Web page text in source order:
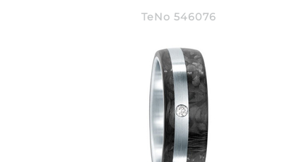
TeNo 546076